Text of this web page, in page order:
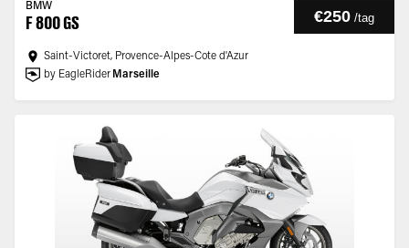
BMW
F 800 GS €250 /tag
Saint-Victoret, Provence-Alpes-Cote d'Azur
by EagleRider Marseille